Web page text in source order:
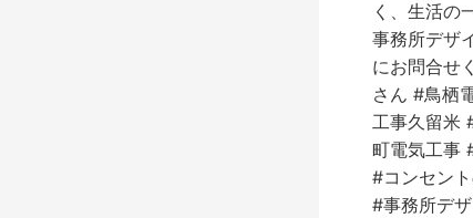
く、生活の
事務所デザ
にお問合せ
さん #鳥栖
工事久留米
町電気工事
#コンセン
#事務所デ
な
電
気
工
事
屋
さ
ん